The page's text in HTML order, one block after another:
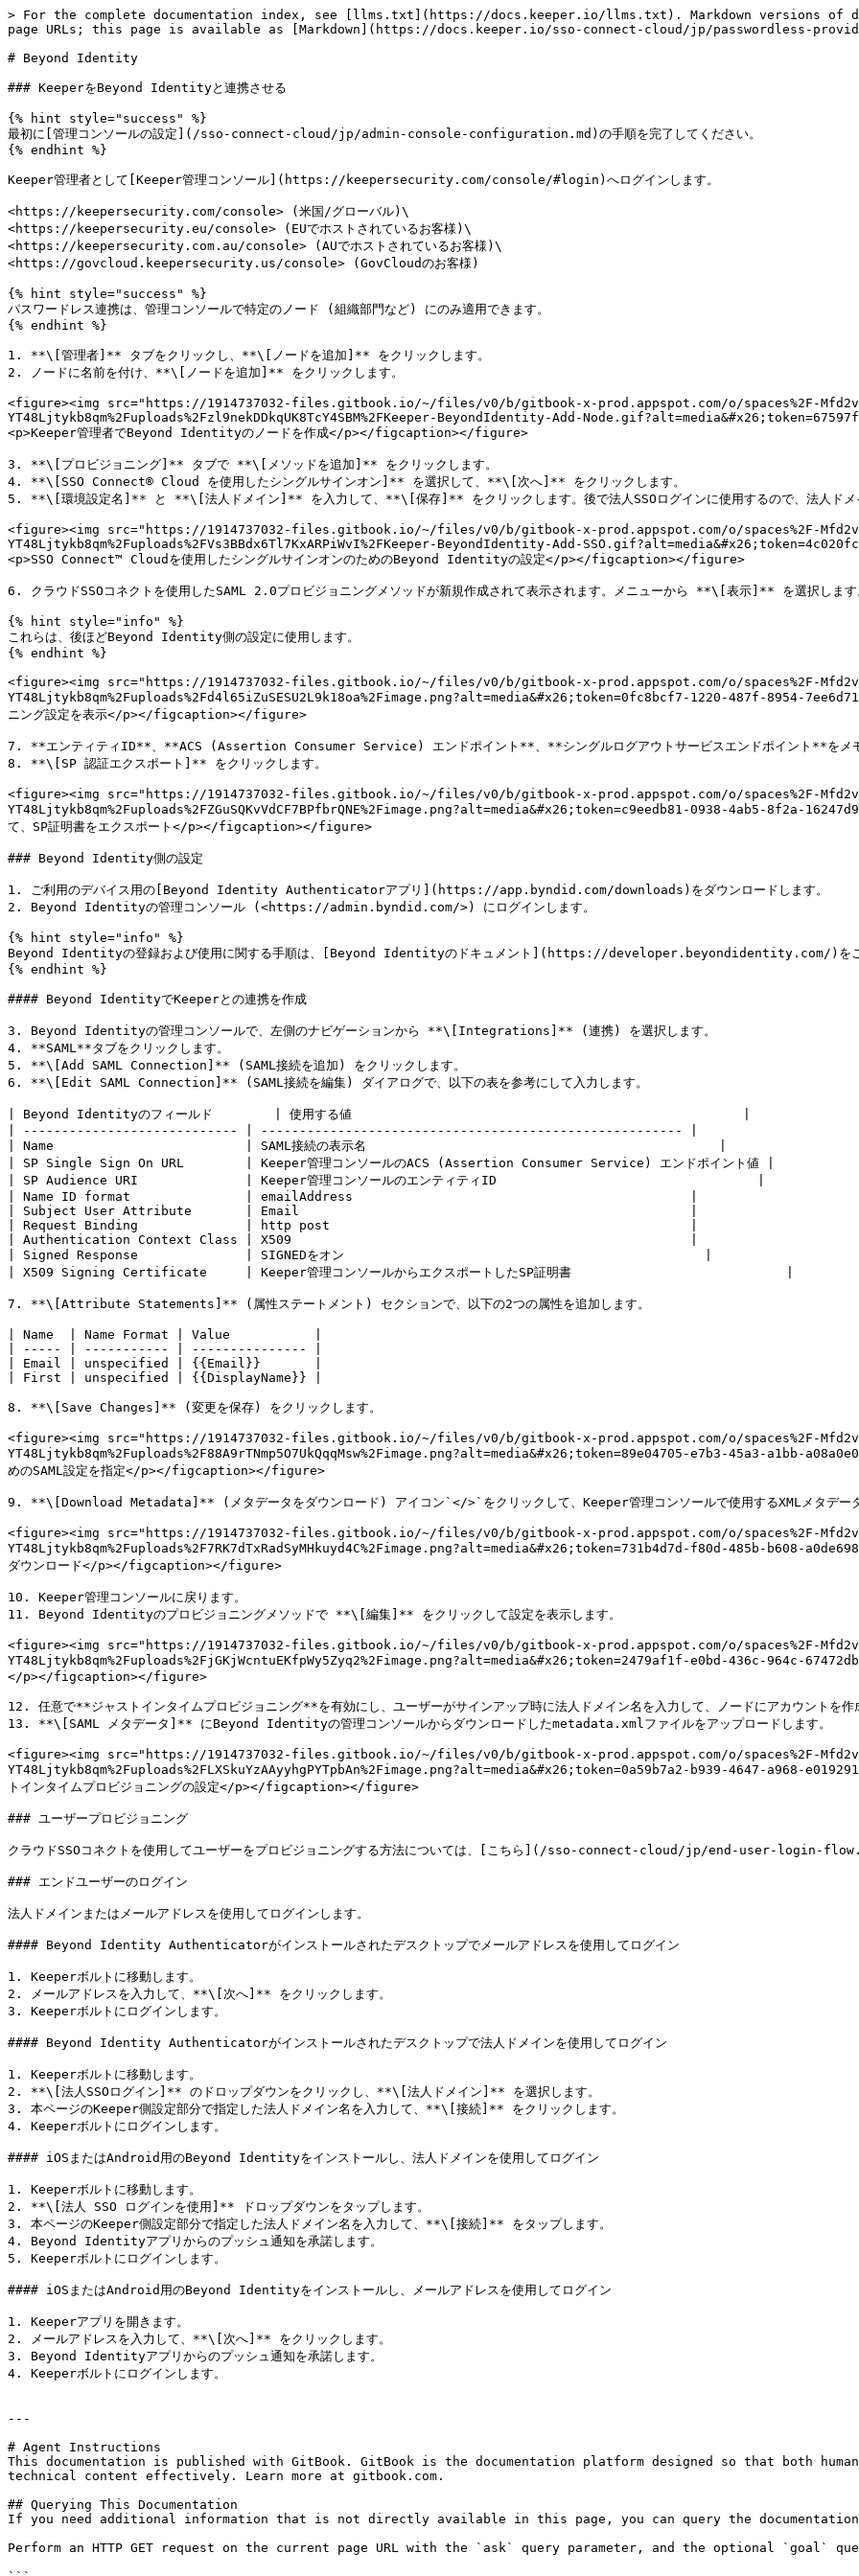
> For the complete documentation index, see [llms.txt](https://docs.keeper.io/llms.txt). Markdown versions of
page URLs; this page is available as [Markdown](https://docs.keeper.io/sso-connect-cloud/jp/passwordless-
# Beyond Identity
### KeeperをBeyond Identityと連携させる
{% hint style="success" %}
最初に[管理コンソールの設定](/sso-connect-cloud/jp/admin-console-configuration.md)の手順を完了してください。
{% endhint %}
Keeper管理者として[Keeper管理コンソール](https://keepersecurity.com/console/#login)へログインします。
<https://keepersecurity.com/console> (米国/グローバル)\
<https://keepersecurity.eu/console> (EUでホストされているお客様)\
<https://keepersecurity.com.au/console> (AUでホストされているお客様)\
<https://govcloud.keepersecurity.us/console> (GovCloudのお客様)
{% hint style="success" %}
パスワードレス連携は、管理コンソールで特定のノード (組織部門など) にのみ適用できます。
{% endhint %}
1. **\[管理者]** タブをクリックし、**\[ノードを追加]** をクリックします。
2. ノードに名前を付け、**\[ノードを追加]** をクリックします。
<figure><img src="https://1914737032-files.gitbook.io/~/files/v0/b/gitbook-x-prod.appspot.com/o/spaces%2F-
YT48Ljtykb8qm%2Fuploads%2Fzl9nekDDkqUK8TcY4SBM%2FKeeper-BeyondIdentity-Add-
<p>Keeper管理者でBeyond Identityのノードを作成</p></figcaption></figure>
3. **\[プロビジョニング]** タブで **\[メソッドを追加]** をクリックします。
4. **\[SSO Connect® Cloud を使用したシングルサインオン]** を選択して、**\[次へ]** をクリックします。
5. **\[環境設定名]** と **\[法人ドメイン]** を入力して、**\[保存]** をクリックします。後で法人SSOログインに使用するので、法人ドメイ
<figure><img src="https://1914737032-files.gitbook.io/~/files/v0/b/gitbook-x-prod.appspot.com/o/spaces%2F-
YT48Ljtykb8qm%2Fuploads%2FVs3BBdx6Tl7KxARPiWvI%2FKeeper-BeyondIdentity-Add-
<p>SSO Connect™ Cloudを使用したシングルサインオンのためのBeyond Identityの設定</p></figcaption></figure>
6. クラウドSSOコネクトを使用したSAML 2.0プロビジョニングメソッドが新規作成されて表示されます。メニューから **\[表示]** を選択します
{% hint style="info" %}
これらは、後ほどBeyond Identity側の設定に使用します。
{% endhint %}
<figure><img src="https://1914737032-files.gitbook.io/~/files/v0/b/gitbook-x-prod.appspot.com/o/spaces%2F-
YT48Ljtykb8qm%2Fuploads%2Fd4l65iZuSESU2L9k18oa%2Fimage.png?alt=media&#x26;token=0fc8bcf7-1220-487f-8954-
ニング設定を表示</p></figcaption></figure>
7. **エンティティID**、**ACS (Assertion Consumer Service) エンドポイント**、**シングルログアウトサービスエンドポイント**をメモ
8. **\[SP 認証エクスポート]** をクリックします。
<figure><img src="https://1914737032-files.gitbook.io/~/files/v0/b/gitbook-x-prod.appspot.com/o/spaces%2F-
YT48Ljtykb8qm%2Fuploads%2FZGuSQKvVdCF7BPfbrQNE%2Fimage.png?alt=media&#x26;token=c9eedb81-0938-4ab5-8f2a-
て、SP証明書をエクスポート</p></figcaption></figure>
### Beyond Identity側の設定
1. ご利用のデバイス用の[Beyond Identity Authenticatorアプリ](https://app.byndid.com/downloads)をダウンロードします。
2. Beyond Identityの管理コンソール (<https://admin.byndid.com/>) にログインします。
{% hint style="info" %}
Beyond Identityの登録および使用に関する手順は、[Beyond Identityのドキュメント](https://developer.beyondidentity.com/)をご
{% endhint %}
#### Beyond IdentityでKeeperとの連携を作成
3. Beyond Identityの管理コンソールで、左側のナビゲーションから **\[Integrations]** (連携) を選択します。
4. **SAML**タブをクリックします。
5. **\[Add SAML Connection]** (SAML接続を追加) をクリックします。
6. **\[Edit SAML Connection]** (SAML接続を編集) ダイアログで、以下の表を参考にして入力します。
| Beyond Identityのフィールド        | 使用する値                                                   |
| ---------------------------- | ------------------------------------------------------- |
| Name                         | SAML接続の表示名                                              |
| SP Single Sign On URL        | Keeper管理コンソールのACS (Assertion Consumer Service) エンドポイント値 |
| SP Audience URI              | Keeper管理コンソールのエンティティID                                  |
| Name ID format               | emailAddress                                            |
| Subject User Attribute       | Email                                                   |
| Request Binding              | http post                                               |
| Authentication Context Class | X509                                                    |
| Signed Response              | SIGNEDをオン                                               |
| X509 Signing Certificate     | Keeper管理コンソールからエクスポートしたSP証明書                            |
7. **\[Attribute Statements]** (属性ステートメント) セクションで、以下の2つの属性を追加します。
| Name  | Name Format | Value           |
| ----- | ----------- | --------------- |
| Email | unspecified | {{Email}}       |
| First | unspecified | {{DisplayName}} |
8. **\[Save Changes]** (変更を保存) をクリックします。
<figure><img src="https://1914737032-files.gitbook.io/~/files/v0/b/gitbook-x-prod.appspot.com/o/spaces%2F-
YT48Ljtykb8qm%2Fuploads%2F88A9rTNmp5O7UkQqqMsw%2Fimage.png?alt=media&#x26;token=89e04705-e7b3-45a3-a1bb-
めのSAML設定を指定</p></figcaption></figure>
9. **\[Download Metadata]** (メタデータをダウンロード) アイコン`</>`をクリックして、Keeper管理コンソールで使用するXMLメタデータ
<figure><img src="https://1914737032-files.gitbook.io/~/files/v0/b/gitbook-x-prod.appspot.com/o/spaces%2F-
YT48Ljtykb8qm%2Fuploads%2F7RK7dTxRadSyMHkuyd4C%2Fimage.png?alt=media&#x26;token=731b4d7d-f80d-485b-b608-
ダウンロード</p></figcaption></figure>
10. Keeper管理コンソールに戻ります。
11. Beyond Identityのプロビジョニングメソッドで **\[編集]** をクリックして設定を表示します。
<figure><img src="https://1914737032-files.gitbook.io/~/files/v0/b/gitbook-x-prod.appspot.com/o/spaces%2F-
YT48Ljtykb8qm%2Fuploads%2FjGKjWcntuEKfpWy5Zyq2%2Fimage.png?alt=media&#x26;token=2479af1f-e0bd-436c-964c-
</p></figcaption></figure>
12. 任意で**ジャストインタイムプロビジョニング**を有効にし、ユーザーがサインアップ時に法人ドメイン名を入力して、ノードにアカウントを作
13. **\[SAML メタデータ]** にBeyond Identityの管理コンソールからダウンロードしたmetadata.xmlファイルをアップロードします。
<figure><img src="https://1914737032-files.gitbook.io/~/files/v0/b/gitbook-x-prod.appspot.com/o/spaces%2F-
YT48Ljtykb8qm%2Fuploads%2FLXSkuYzAAyyhgPYTpbAn%2Fimage.png?alt=media&#x26;token=0a59b7a2-b939-4647-a968-
トインタイムプロビジョニングの設定</p></figcaption></figure>
### ユーザープロビジョニング
クラウドSSOコネクトを使用してユーザーをプロビジョニングする方法については、[こちら](/sso-connect-cloud/jp/end-user-login-
### エンドユーザーのログイン
法人ドメインまたはメールアドレスを使用してログインします。
#### Beyond Identity Authenticatorがインストールされたデスクトップでメールアドレスを使用してログイン
1. Keeperボルトに移動します。
2. メールアドレスを入力して、**\[次へ]** をクリックします。
3. Keeperボルトにログインします。
#### Beyond Identity Authenticatorがインストールされたデスクトップで法人ドメインを使用してログイン
1. Keeperボルトに移動します。
2. **\[法人SSOログイン]** のドロップダウンをクリックし、**\[法人ドメイン]** を選択します。
3. 本ページのKeeper側設定部分で指定した法人ドメイン名を入力して、**\[接続]** をクリックします。
4. Keeperボルトにログインします。
#### iOSまたはAndroid用のBeyond Identityをインストールし、法人ドメインを使用してログイン
1. Keeperボルトに移動します。
2. **\[法人 SSO ログインを使用]** ドロップダウンをタップします。
3. 本ページのKeeper側設定部分で指定した法人ドメイン名を入力して、**\[接続]** をタップします。
4. Beyond Identityアプリからのプッシュ通知を承諾します。
5. Keeperボルトにログインします。
#### iOSまたはAndroid用のBeyond Identityをインストールし、メールアドレスを使用してログイン
1. Keeperアプリを開きます。
2. メールアドレスを入力して、**\[次へ]** をクリックします。
3. Beyond Identityアプリからのプッシュ通知を承諾します。
4. Keeperボルトにログインします。
---
# Agent Instructions
This documentation is published with GitBook. GitBook is the documentation platform designed so that both
technical content effectively. Learn more at gitbook.com.
## Querying This Documentation
If you need additional information that is not directly available in this page, you can query the documentation
Perform an HTTP GET request on the current page URL with the `ask` query parameter, and the optional `goal`